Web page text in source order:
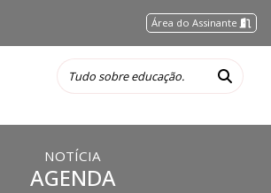
Área do Assinante
NOTÍCIA
AGENDA